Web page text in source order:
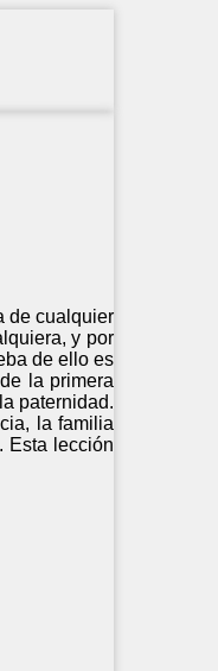
de cualquier
y por
de ello es
la primera
paternidad.
la familia
Esta lección